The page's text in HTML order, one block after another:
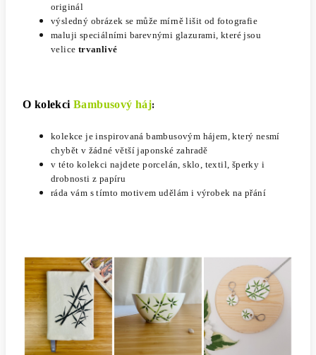
originál
výsledný obrázek se může mírně lišit od fotografie
maluji speciálními barevnými glazurami, které jsou
velice trvanlivé
O kolekciBambusový háj:
kolekce je inspirovaná bambusovým hájem, který nesmí
chybět v žádné větší japonské zahradě
v této kolekci najdete porcelán, sklo, textil, šperky i
drobnosti z papíru
ráda vám s tímto motivem udělám i výrobek na přání